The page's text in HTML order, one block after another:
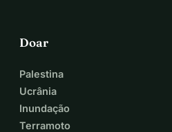
Doar
Palestina
Ucrânia
Inundação
Terramoto